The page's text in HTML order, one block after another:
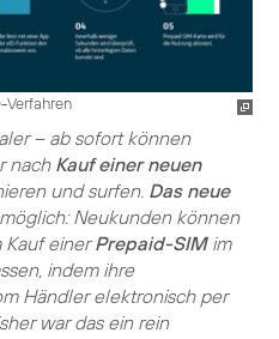
Verfahren
– ab sofort können
nach Kauf einer neuen
und surfen. Das neue
Neukunden können
Kauf einerPrepaid-SIMim
indem ihre
Händler elektronisch per
war das ein rein